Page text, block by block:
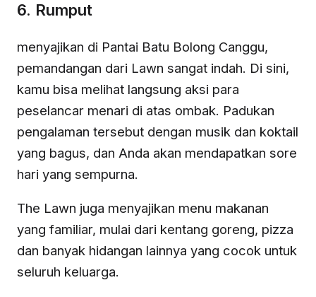
6. Rumput
menyajikan di Pantai Batu Bolong Canggu,
pemandangan dari Lawn sangat indah. Di sini,
kamu bisa melihat langsung aksi para
peselancar menari di atas ombak. Padukan
pengalaman tersebut dengan musik dan koktail
yang bagus, dan Anda akan mendapatkan sore
hari yang sempurna.
The Lawn juga menyajikan menu makanan
yang familiar, mulai dari kentang goreng, pizza
dan banyak hidangan lainnya yang cocok untuk
seluruh keluarga.